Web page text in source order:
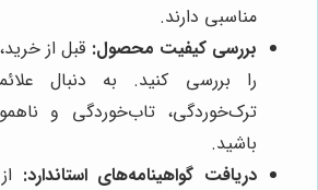
مناسبی دارند.
بررسی کیفیت محصول: قبل از
را بررسی کنید. به دنبال
ترک‌خوردگی، تاب‌خوردگی و
باشید.
دریافت گواهینامه‌های استاندارد: